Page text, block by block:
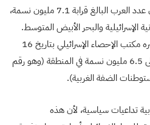
بناء على هذه الأرقام، يبدو جليا أن عدد العرب البالغ قرابة 7.1 مليون نسمة،
الإسرائيلية والبحر الأبيض المتوسط.
وحسب الإحصاء السنوي الذي نشره مكتب الإحصاء الإسرائيلي بتاريخ 16
نيسان/ أبريل، وصل عدد اليهود إلى 6.5 مليون نسمة في المنطقة (وهو رقم
الضفة الغربية).
تداعيات سياسية، لأن هذه